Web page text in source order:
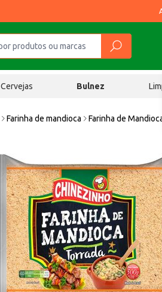
Cervejas Bulnez
Farinha de mandioca Farinha de